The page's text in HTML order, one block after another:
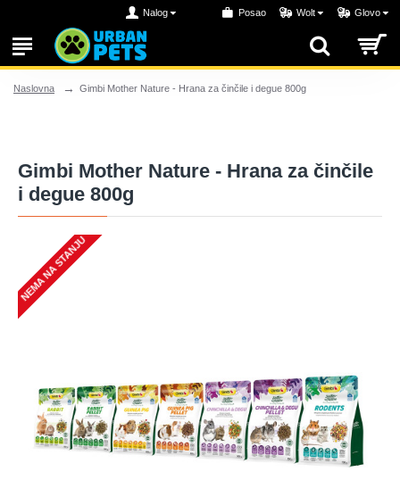
Nalog Posao Wolt Glovo
Naslovna Gimbi Mother Nature - Hrana za činčile i degue 800g
Gimbi Mother Nature - Hrana za činčile
i degue 800g
NEMA NA STANJU